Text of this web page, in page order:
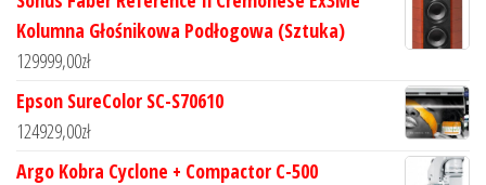
Kolumna Głośnikowa Podłogowa (Sztuka)
129999,00zł
Epson SureColor SC-S70610
124929,00zł
Argo Kobra Cyclone + Compactor C-500